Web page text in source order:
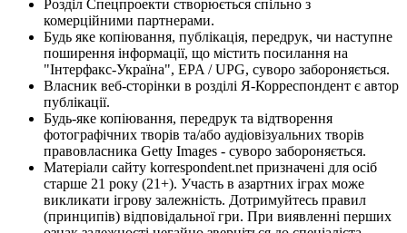
Розділ Спецпроекти створюється спільно з
комерційними партнерами.
Будь яке копіювання, публікація, передрук, чи наступне
поширення інформації, що містить посилання на
"Інтерфакс-Україна", EPA / UPG, суворо забороняється.
Власник веб-сторінки в розділі Я-Корреспондент є автор
публікації.
Будь-яке копіювання, передрук та відтворення
фотографічних творів та/або аудіовізуальних творів
правовласника Getty Images - суворо забороняється.
Матеріали сайту korrespondent.net призначені для осіб
старше 21 року (21+). Участь в азартних іграх може
викликати ігрову залежність. Дотримуйтесь правил
(принципів) відповідальної гри. При виявленні перших